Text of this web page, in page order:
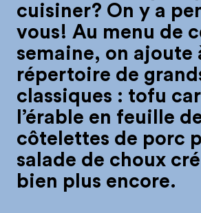
cuisiner? On y a
vous! Au menu de
semaine, on ajoute
répertoire de
classiques : tofu
l’érable en feuille
côtelettes de porc
salade de choux
bien plus encore.